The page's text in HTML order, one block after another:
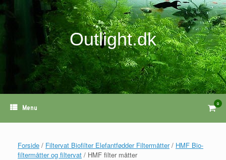
Gå
til
Outlight.dk
Menu
View
cart
0
Forside / Filtervat Biofilter Elefantfødder Filtermåtter/ HMF Bio-
filtermåtter og filtervat / HMF filter måtter